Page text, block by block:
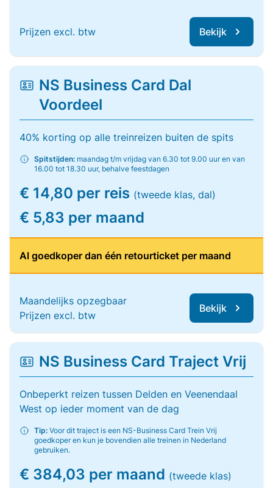
Prijzen excl. btw Bekijk
NS Business Card Dal
Voordeel
40% korting op alle treinreizen buiten de spits
Spitstijden: maandag t/m vrijdag van 6.30 tot 9.00 uur en van
16.00 tot 18.30 uur, behalve feestdagen
€ 14,80 per reis (tweede klas, dal)
€ 5,83 per maand
Al goedkoper dan één retourticket per maand
Maandelijks opzegbaar
Prijzen excl. btw
Bekijk
NS Business Card Traject Vrij
Onbeperkt reizen tussen Delden en Veenendaal
West op ieder moment van de dag
Tip: Voor dit traject is een NS-Business Card Trein Vrij
goedkoper en kun je bovendien alle treinen in Nederland
gebruiken.
€ 384,03 per maand (tweede klas)